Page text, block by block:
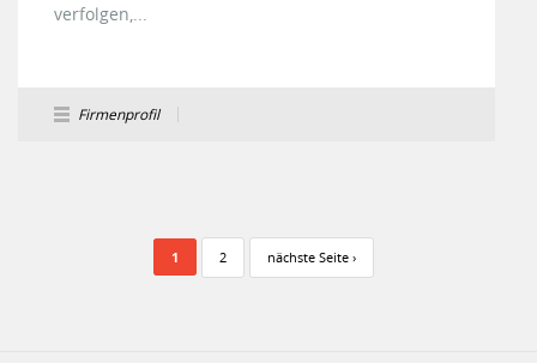
verfolgen,...
Firmenprofil
1 2 nächste Seite ›